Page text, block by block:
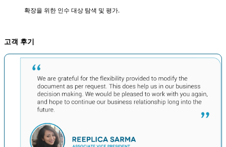
확장을 위한 인수 대상 탐색 및 평가.
고객 후기